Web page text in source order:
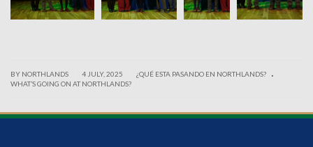
BY NORTHLANDS 4 JULY, 2025 ¿QUÉ ESTA PASANDO EN NORTHLANDS? .
WHAT’S GOING ON AT NORTHLANDS?